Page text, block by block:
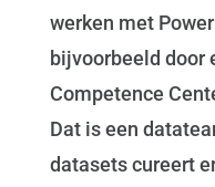
werken met
bijvoorbeeld door
Competence
Dat is een
datasets cureert